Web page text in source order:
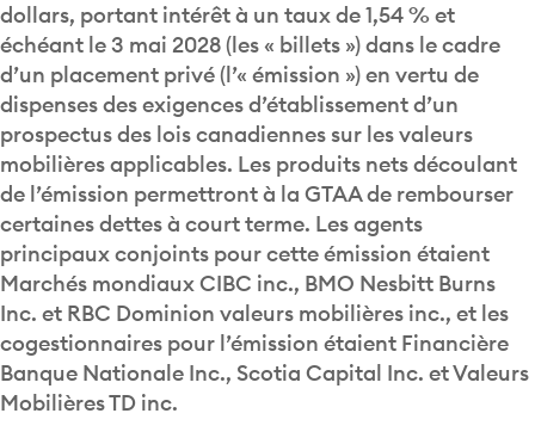
dollars, portant intérêt à un taux de 1,54 % et
échéant le 3 mai 2028 (les « billets ») dans le cadre
d’un placement privé (l’« émission ») en vertu de
dispenses des exigences d’établissement d’un
prospectus des lois canadiennes sur les valeurs
mobilières applicables. Les produits nets découlant
de l’émission permettront à la GTAA de rembourser
certaines dettes à court terme. Les agents
principaux conjoints pour cette émission étaient
Marchés mondiaux CIBC inc., BMO Nesbitt Burns
Inc. et RBC Dominion valeurs mobilières inc., et les
cogestionnaires pour l’émission étaient Financière
Banque Nationale Inc., Scotia Capital Inc. et Valeurs
Mobilières TD inc.